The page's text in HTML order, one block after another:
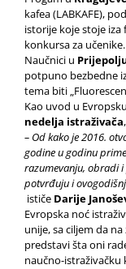
kafea (LABKAFE),
istorije koje stoje
konkursa za učenike.
Naučnici u
potpuno bezbedne
tema biti
Kao uvod u
nedelja istraživača
– Od kako je 2016.
godine u godinu
razumevanju, obradi i
potvrđuju i
ističe Darije
Evropska noć
unije, sa ciljem da
predstavi šta oni
naučno-istraživačku